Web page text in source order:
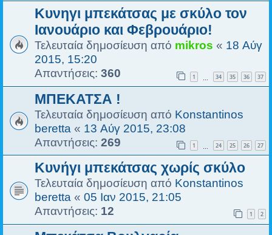
Κυνηγι μπεκάτσας με σκύλο τον
Ιανουάριο και Φεβρουάριο!
Τελευταία δημοσίευση από mikros « 18 Αύγ
2015, 15:20
Απαντήσεις: 360 1 34 35 36 37
ΜΠΕΚΑΤΣΑ !
Τελευταία δημοσίευση από Konstantinos
beretta « 13 Αύγ 2015, 23:08
Απαντήσεις: 269 1 … 24 25 26 27
Κυνήγι μπεκάτσας χωρίς σκύλο
Τελευταία δημοσίευση από Konstantinos
beretta « 05 Ιαν 2015, 21:05
Απαντήσεις: 12 1 2